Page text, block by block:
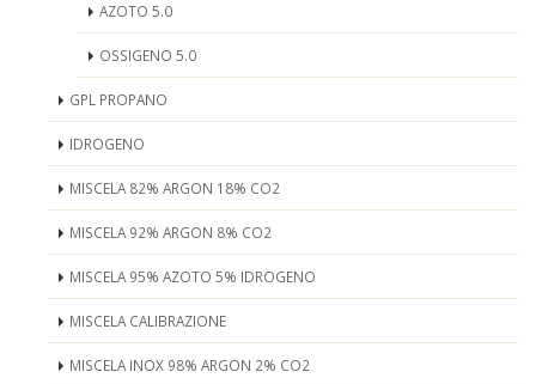
AZOTO 5.0
OSSIGENO 5.0
GPL PROPANO
IDROGENO
MISCELA 82% ARGON 18% CO2
MISCELA 92% ARGON 8% CO2
MISCELA 95% AZOTO 5% IDROGENO
MISCELA CALIBRAZIONE
MISCELA INOX 98% ARGON 2% CO2